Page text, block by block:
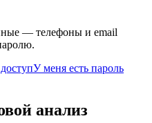
— телефоны и email
У меня есть пароль
анализ